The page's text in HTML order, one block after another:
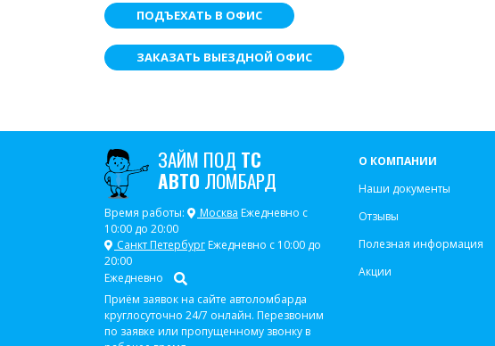
ПОДЪЕХАТЬ В ОФИС
ЗАКАЗАТЬ ВЫЕЗДНОЙ ОФИС
ЗАЙМ ПОД ТС
АВТО ЛОМБАРД
Время работы: Москва Ежедневно с
10:00 до 20:00
Санкт Петербург Ежедневно с 10:00 до
20:00
Ежедневно
Приём заявок на сайте автоломбарда
круглосуточно 24/7 онлайн. Перезвоним
по заявке или пропущенному звонку в
О КОМПАНИИ
Наши документы
Отзывы
Полезная информация
Акции